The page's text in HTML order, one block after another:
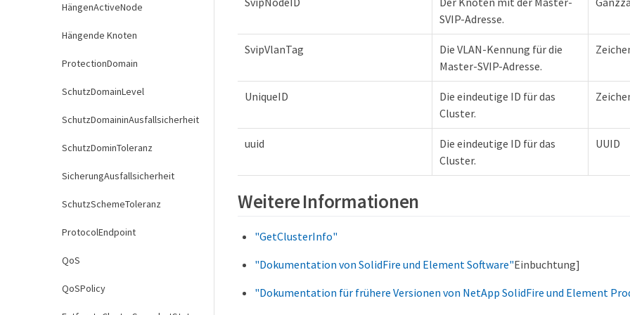
HängenActiveNode
Hängende Knoten
ProtectionDomain
SchutzDomainLevel
SchutzDomaininAusfallsicherheit
SchutzDominToleranz
SicherungAusfallsicherheit
SchutzSchemeToleranz
ProtocolEndpoint
QoS
QoSPolicy
SVIP-Adresse.
SvipVlanTag
Die VLAN-Kennung für die
Master-SVIP-Adresse.
UniqueID
Die eindeutige ID für das
Cluster.
uuid
Die eindeutige ID für das
Cluster.
UUID
Weitere Informationen
"GetClusterInfo"
"Dokumentation von SolidFire und Element Software"Einbuchtung]
"Dokumentation für frühere Versionen von NetApp SolidFire und Element